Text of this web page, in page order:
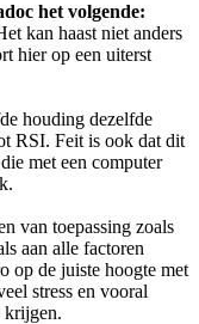
het volgende:
kan haast niet anders
hier op een uiterst
houding dezelfde
RSI. Feit is ook dat dit
met een computer
van toepassing zoals
aan alle factoren
op de juiste hoogte met
stress en vooral
krijgen.